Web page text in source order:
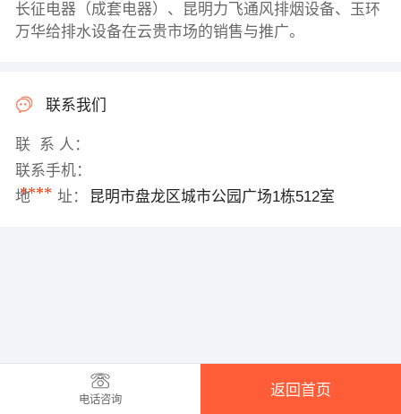
长征电器（成套电器）、昆明力飞通风排烟设备、玉环
万华给排水设备在云贵市场的销售与推广。
联系我们
联 系 人：
联系手机：
****
地 址： 昆明市盘龙区城市公园广场1栋512室
电话咨询
返回首页